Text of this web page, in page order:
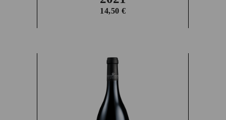
14,50€